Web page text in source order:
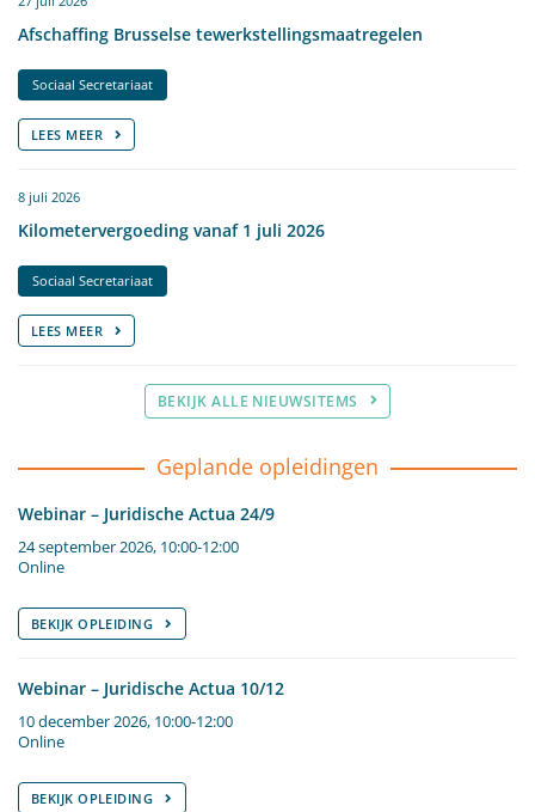
Afschaffing Brusselse tewerkstellingsmaatregelen
Sociaal Secretariaat
LEES MEER
8 juli 2026
Kilometervergoeding vanaf 1 juli 2026
Sociaal Secretariaat
LEES MEER
BEKIJK ALLE NIEUWSITEMS
Geplande opleidingen
Webinar – Juridische Actua 24/9
24 september 2026, 10:00-12:00
Online
BEKIJK OPLEIDING
Webinar – Juridische Actua 10/12
10 december 2026, 10:00-12:00
Online
BEKIJK OPLEIDING